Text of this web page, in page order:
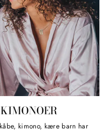
kimono, kære barn har